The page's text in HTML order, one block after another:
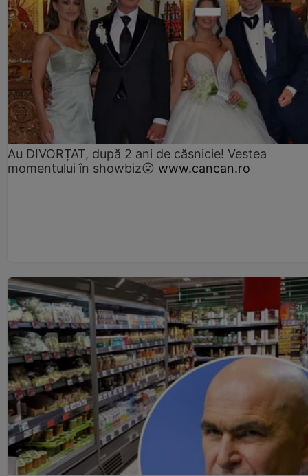
Au DIVORȚAT, după 2 ani de căsnicie! Vestea
momentului în showbiz😮 www.cancan.ro